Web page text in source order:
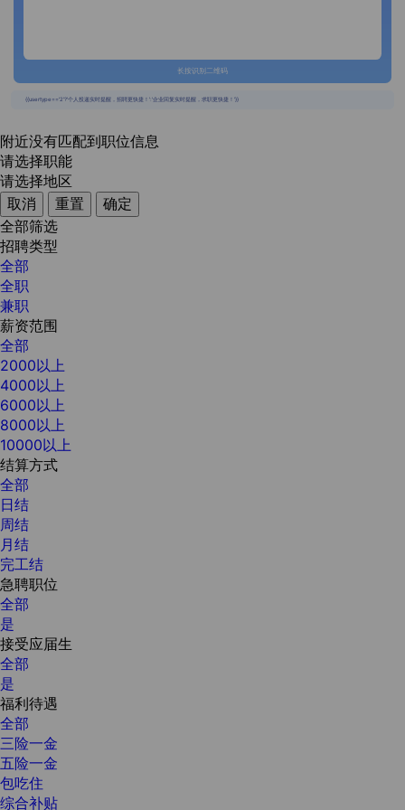
长按识别二维码
{{usertype=='2'?'个人投递实时提醒，招聘更快捷！':'企业回复实时提醒，求职更快捷！'}}
附近没有匹配到职位信息
请选择职能
请选择地区
取消
重置
确定
全部筛选
招聘类型
全部
全职
兼职
薪资范围
全部
2000以上
4000以上
6000以上
8000以上
10000以上
结算方式
全部
日结
周结
月结
完工结
急聘职位
全部
是
接受应届生
全部
是
福利待遇
全部
三险一金
五险一金
包吃住
综合补贴